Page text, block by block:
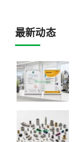
最新动态